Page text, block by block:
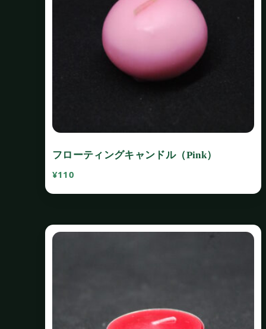
フローティングキャンドル（Pink）
¥110